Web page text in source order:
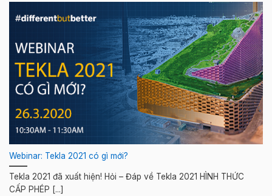
Webinar: Tekla 2021 có gì mới?
Tekla 2021 đã xuất hiện! Hỏi – Đáp về Tekla 2021 HÌNH THỨC
CẤP PHÉP [...]